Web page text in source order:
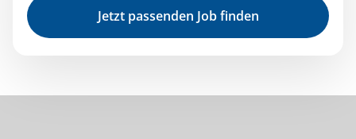
Jetzt passenden Job finden